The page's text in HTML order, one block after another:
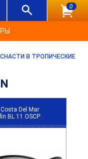
0
СНАСТИ В ТРОПИЧЕСКИЕ
Del Mar
BL 11 OSCP